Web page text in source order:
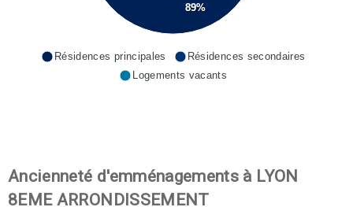
89%
Résidences principales
Résidences secondaires
Logements vacants
Ancienneté d'emménagements à LYON
8EME ARRONDISSEMENT